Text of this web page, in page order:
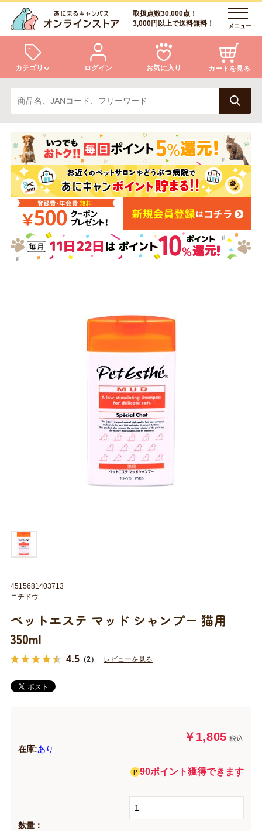
取扱点数30,000点！
3,000円以上で送料無料！
メニュー
カテゴリ
犬 猫
小動物・鳥 アクア・爬虫類・昆虫
ドッグフード キャットフード
美容・ケア用品 服・おさんぽ用品
ログイン お気に入り カートを見る
ログイン
会員登録
あにまるキャンパスについて
アフターサービス
商品リクエスト
ペットエステ マッド シャンプー 猫用
350ml
4.5（2） レビューを見る
￥1,805 税込
在庫:あり
90ポイント獲得できます
数量：
4515681403713
ニチドウ